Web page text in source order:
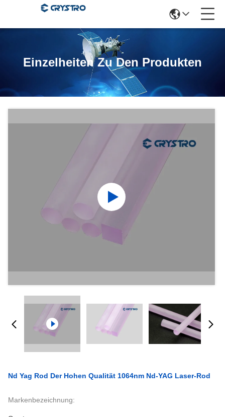
Einzelheiten Zu Den Produkten
Nd Yag Rod Der Hohen Qualität 1064nm Nd-YAG Laser-Rod
Markenbezeichnung: